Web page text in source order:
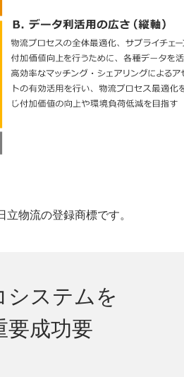
物流の登録商標です。
ステムを
要成功要